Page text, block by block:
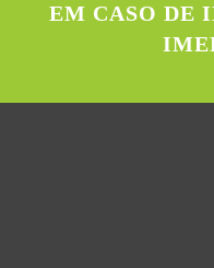
EM CASO DE